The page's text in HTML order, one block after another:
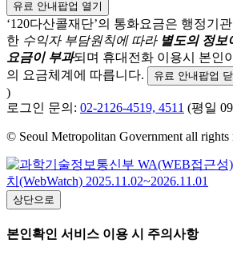
유료 안내팝업 열기
‘120다산콜재단’의 통화요금은 행정기
한 수익자 부담원칙에 따라 별도의 정보
요금이 부과되며 휴대전화 이용시 본인
의 요금체계에 따릅니다.
유료 안내팝업
)
로그인 문의: 02-2126-4519, 4511 (평일
© Seoul Metropolitan Government all rights
상단으로
본인확인 서비스 이용 시 주의사항